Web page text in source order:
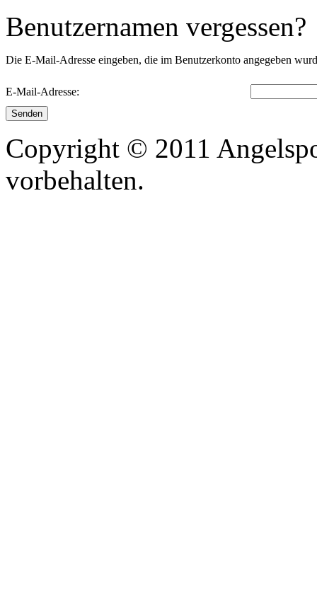
Benutzernamen vergessen?
Die E-Mail-Adresse eingeben, die im Benutzerkonto angegeben
E-Mail-Adresse:
Senden
Copyright © 2011
vorbehalten.